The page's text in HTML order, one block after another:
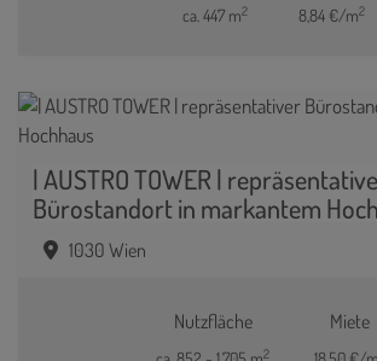
ca. 447 m2 8,84 €/m2
| AUSTRO TOWER |
Bürostandort in markantem
1030 Wien
Nutzfläche
2
Miete